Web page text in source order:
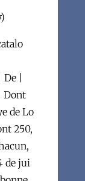
|
Dont
de Lo
250,
de jui